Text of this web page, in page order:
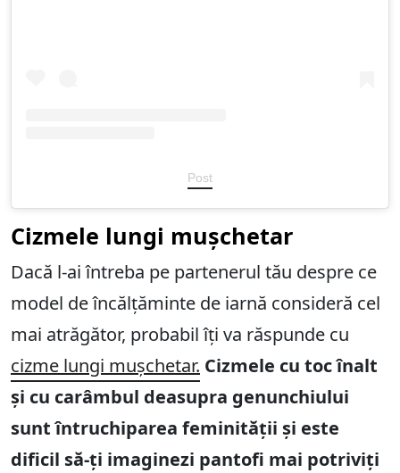
Post
Cizmele lungi mușchetar
Dacă l-ai întreba pe partenerul tău despre ce
model de încălțăminte de iarnă consideră cel
mai atrăgător, probabil îți va răspunde cu
cizme lungi mușchetar. Cizmele cu toc înalt
și cu carâmbul deasupra genunchiului
sunt întruchiparea feminității și este
dificil să-ți imaginezi pantofi mai potriviți